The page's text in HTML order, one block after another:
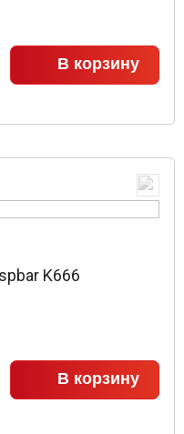
В корзину
K666
В корзину